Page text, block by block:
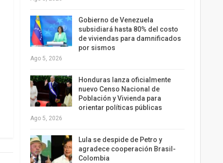
Gobierno de Venezuela
subsidiará hasta 80% del costo
de viviendas para damnificados
por sismos
Ago 5, 2026
Honduras lanza oficialmente
nuevo Censo Nacional de
Población y Vivienda para
orientar políticas públicas
Ago 5, 2026
Lula se despide de Petro y
agradece cooperación Brasil-
Colombia